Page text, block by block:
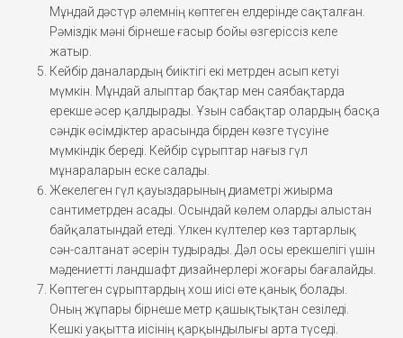
Мұндай дәстүр әлемнің көптеген елдерінде сақталған.
Рәміздік мәні бірнеше ғасыр бойы өзгеріссіз келе
жатыр.
Кейбір даналардың биіктігі екі метрден асып кетуі
мүмкін. Мұндай алыптар бақтар мен саябақтарда
ерекше әсер қалдырады. Ұзын сабақтар олардың басқа
сәндік өсімдіктер арасында бірден көзге түсуіне
мүмкіндік береді. Кейбір сұрыптар нағыз гүл
мұнараларын еске салады.
Жекелеген гүл қауыздарының диаметрі жиырма
сантиметрден асады. Осындай көлем оларды алыстан
байқалатындай етеді. Үлкен күлтелер көз тартарлық
сән-салтанат әсерін тудырады. Дәл осы ерекшелігі үшін
мәдениетті ландшафт дизайнерлері жоғары бағалайды.
Көптеген сұрыптардың хош иісі өте қанық болады.
Оның жұпары бірнеше метр қашықтықтан сезіледі.
Кешкі уақытта иісінің қарқындылығы арта түседі.